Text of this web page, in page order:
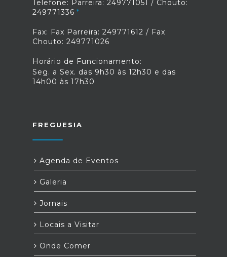
Telefone: Parreira: 249771051 / Chouto:
249771336
Fax: Fax Parreira: 249771612 / Fax
Chouto: 249771026
Horário de Funcionamento:
Seg. a Sex. das 9h30 às 12h30 e das
14h00 às 17h30
FREGUESIA
Agenda de Eventos
Galeria
Jornais
Locais a Visitar
Onde Comer